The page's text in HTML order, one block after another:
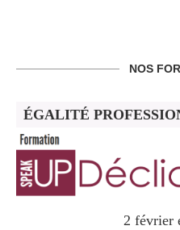
NOS
ÉGALITÉ
2 février